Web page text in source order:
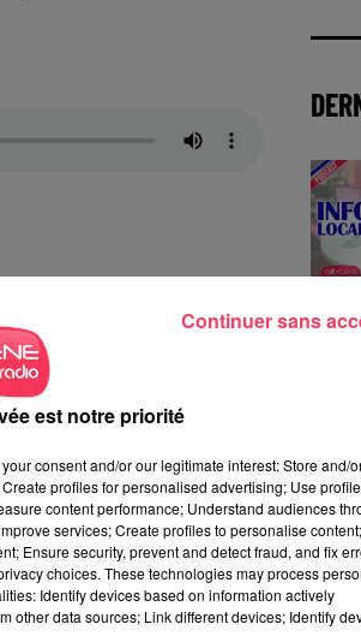
on avait peur de la
J'ai les moyens de
ce que ça existe, ça me
payé pour mon opération
invraisemblable aux
qu'il n'avait pas le
CHEFFE DES
est notre priorité
consent and/or our legitimate interest: Store and/
profiles for personalised advertising; Use
content performance; Understand audiences
services; Create profiles to personalise
Ensure security, prevent and detect fraud, and fix
choices. These technologies may process
Identify devices based on information actively
other data sources; Link different devices; Identify
Continuer sans